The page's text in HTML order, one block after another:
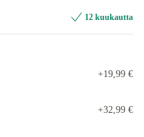
12 kuukautta
+19,99 €
+32,99 €